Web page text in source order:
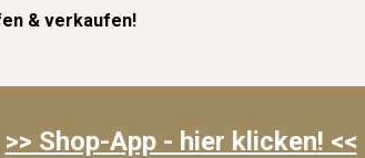
& verkaufen!
>> Shop-App - hier klicken! <<